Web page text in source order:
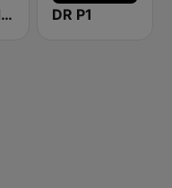
DR P4 Midt & Vest DR P1